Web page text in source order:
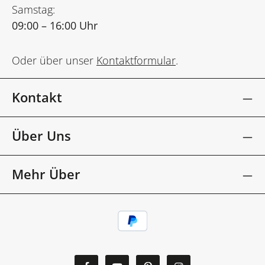
Samstag:
09:00 – 16:00 Uhr
Oder über unser Kontaktformular.
Kontakt
Über Uns
Mehr Über